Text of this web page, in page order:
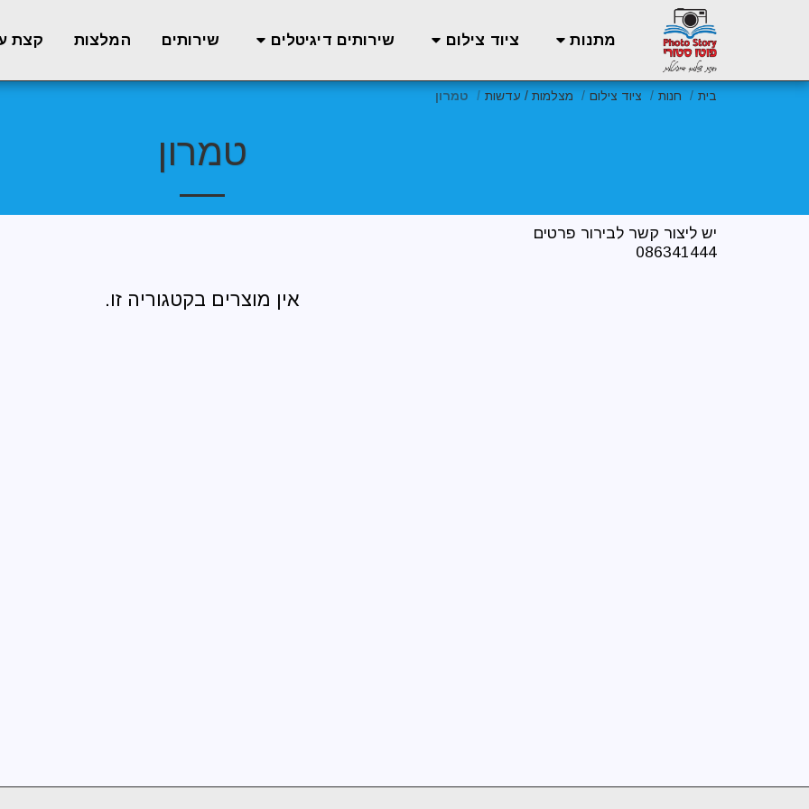
מתנות ציוד צילום שירותים דיגיטלים שירותים המלצות קצת
בית חנות ציוד צילום מצלמות / עדשות טמרון
טמרון
086341444
אין מוצרים בקטגוריה זו.